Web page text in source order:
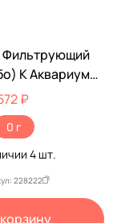
Фильтрующий
К Аквариуму
4шт 73837005
₽
0 г
4шт.
228222